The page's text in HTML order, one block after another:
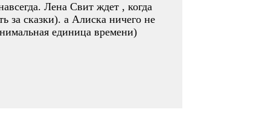
Лена Свит ждет , когда
за сказки). а Алиска ничего не
единица времени)